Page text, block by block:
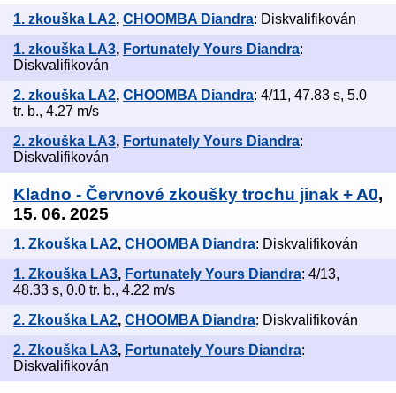
1. zkouška LA2, CHOOMBA Diandra: Diskvalifikován
1. zkouška LA3, Fortunately Yours Diandra:
Diskvalifikován
2. zkouška LA2, CHOOMBA Diandra: 4/11, 47.83 s, 5.0
tr. b., 4.27 m/s
2. zkouška LA3, Fortunately Yours Diandra:
Diskvalifikován
Kladno - Červnové zkoušky trochu jinak + A0,
15. 06. 2025
1. Zkouška LA2, CHOOMBA Diandra: Diskvalifikován
1. Zkouška LA3, Fortunately Yours Diandra: 4/13,
48.33 s, 0.0 tr. b., 4.22 m/s
2. Zkouška LA2, CHOOMBA Diandra: Diskvalifikován
2. Zkouška LA3, Fortunately Yours Diandra:
Diskvalifikován